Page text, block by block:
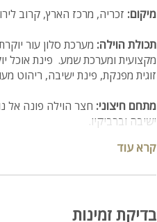
מיקום: זכריה, מרכז הארץ, קרוב
תכולת הוילה:
זוגית מפנקת, פינת ישיבה, ריהוט מעוצב ומיזוג
מתחם חיצוני: חצר הוילה פונה אל
ישיבה וברביקיו.
ניתן להזמין:
קרא עוד
בדיקת זמינות